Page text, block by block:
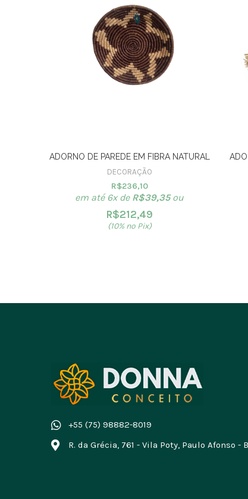
ADORNO DE PAREDE EM FIBRA NATURAL
DECORAÇÃO
R$236,10
em até 6x de R$39,35ou
R$212,49
(10% no Pix)
+55 (75) 98882-8019
R. da Grécia, 761 - Vila Poty, Paulo Afonso -